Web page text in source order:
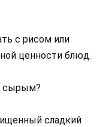
с рисом или
ценности блюд.
сырым?
сладкий